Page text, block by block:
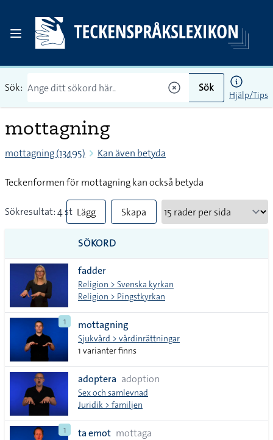
Sök: Sök
Hjälp/Tips
mottagning
mottagning (13495) Kan även betyda
Teckenformen för mottagning kan också betyda
Sökresultat: 4 st Lägg
till
alla i
lista
Skapa
SÖKORD
fadder
Religion > Svenska kyrkan
Religion > Pingstkyrkan
1 mottagning
Sjukvård > vårdinrättningar
1 varianter finns
adoptera adoption
Sex och samlevnad
Juridik > familjen
1 ta emot mottaga